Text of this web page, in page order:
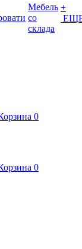
Мебель
со
склада
+
0
0